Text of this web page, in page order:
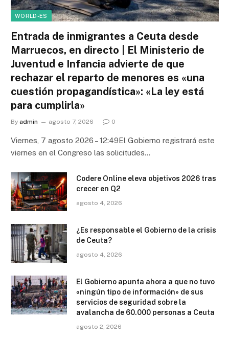
WORLD-ES
Entrada de inmigrantes a Ceuta desde
Marruecos, en directo | El Ministerio de
Juventud e Infancia advierte de que
rechazar el reparto de menores es «una
cuestión propagandística»: «La ley está
para cumplirla»
By admin agosto 7, 2026 0
Viernes, 7 agosto 2026 – 12:49El Gobierno registrará este
viernes en el Congreso las solicitudes…
Codere Online eleva objetivos 2026 tras
crecer en Q2
agosto 4, 2026
¿Es responsable el Gobierno de la crisis
de Ceuta?
agosto 4, 2026
El Gobierno apunta ahora a que no tuvo
«ningún tipo de información» de sus
servicios de seguridad sobre la
avalancha de 60.000 personas a Ceuta
agosto 2, 2026